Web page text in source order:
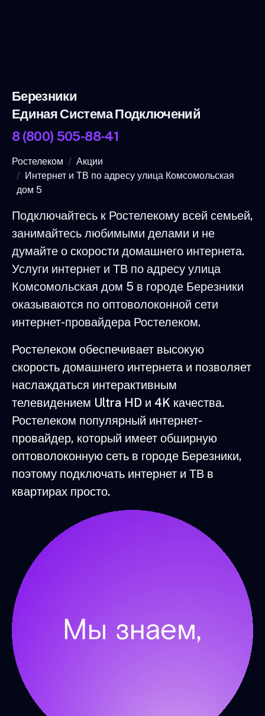
Березники
Единая Система Подключений
8 (800) 505-88-41
Ростелеком
Акции
Интернет и ТВ по адресу улица Комсомольская
дом 5
Подключайтесь к Ростелекому всей семьей,
занимайтесь любимыми делами и не
думайте о скорости домашнего интернета.
Услуги интернет и ТВ по адресу улица
Комсомольская дом 5 в городе Березники
оказываются по оптоволоконной сети
интернет-провайдера Ростелеком.
Ростелеком обеспечивает высокую
скорость домашнего интернета и позволяет
наслаждаться интерактивным
телевидением Ultra HD и 4K качества.
Ростелеком популярный интернет-
провайдер, который имеет обширную
оптоволоконную сеть в городе Березники,
поэтому подключать интернет и ТВ в
квартирах просто.